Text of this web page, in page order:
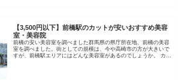
【3,500円以下】前橋駅のカットが安いおすすめ美容
室・美容院
前橋の安い美容室を調べました群馬県の県庁所在地、前橋の美容
室を調べました。街としての規模は、今や高崎市の方が大きいで
すが、前橋駅エリアにはどんな美容室があるのでしょうか。 カッ